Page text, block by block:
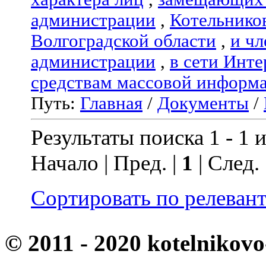
администрации ,
Волгоградской области , и
администрации , в сети
средствам массовой
Путь: Главная / Документы /
Результаты поиска 1 - 1
Начало | Пред. | 1 |
Сортировать по
© 2011 - 2020